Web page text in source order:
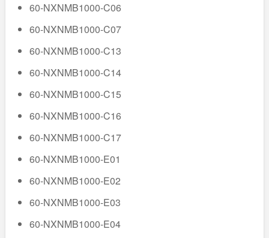
60-NXNMB1000-C06
60-NXNMB1000-C07
60-NXNMB1000-C13
60-NXNMB1000-C14
60-NXNMB1000-C15
60-NXNMB1000-C16
60-NXNMB1000-C17
60-NXNMB1000-E01
60-NXNMB1000-E02
60-NXNMB1000-E03
60-NXNMB1000-E04